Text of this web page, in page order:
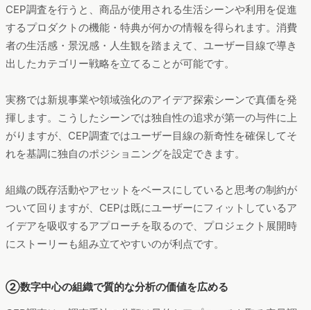
・探求マップを参照しながらチャレンジ度合い（新奇性/新規
性）を論じる
3.使い方
①ユーザー目線の新奇性から独自性を設定する